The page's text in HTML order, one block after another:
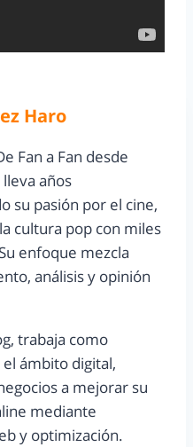
Haro
Fan a Fan desde
años
su pasión por el cine,
cultura pop con miles
enfoque mezcla
análisis y opinión
trabaja como
ámbito digital,
a mejorar su
mediante
y optimización.